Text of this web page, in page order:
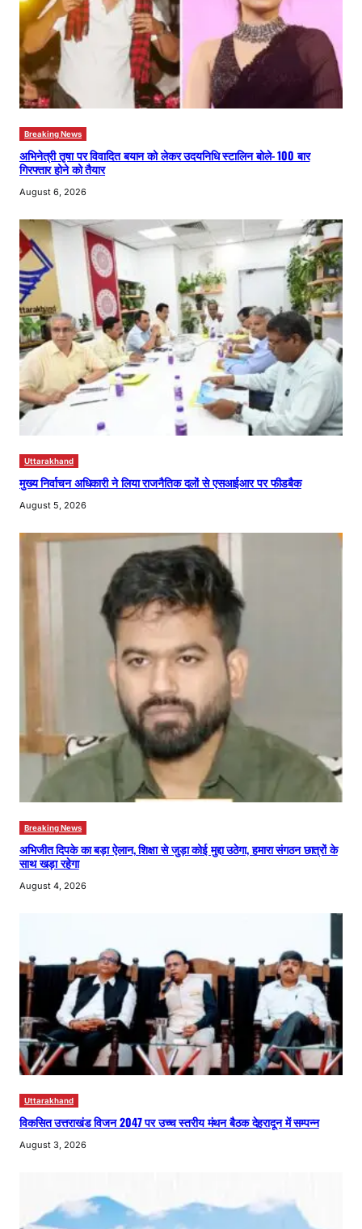
Breaking News
अभिनेत्री तृषा पर विवादित बयान को लेकर उदयनिधि स्टालिन बोले- 100 बार
गिरफ्तार होने को तैयार
August 6, 2026
Uttarakhand
मुख्य निर्वाचन अधिकारी ने लिया राजनैतिक दलों से एसआईआर पर फीडबैक
August 5, 2026
Breaking News
अभिजीत दिपके का बड़ा ऐलान, शिक्षा से जुड़ा कोई मुद्दा उठेगा, हमारा संगठन छात्रों के
साथ खड़ा रहेगा
August 4, 2026
Uttarakhand
विकसित उत्तराखंड विजन 2047 पर उच्च स्तरीय मंथन बैठक देहरादून में सम्पन्न
August 3, 2026